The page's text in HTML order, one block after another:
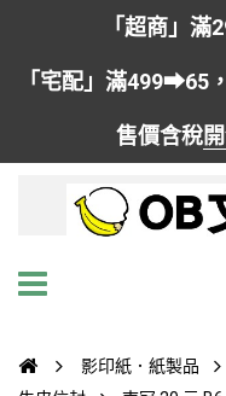
「超商」
「宅配」滿499➡65
售價含稅
影印紙．紙製品